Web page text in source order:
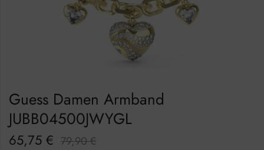
Guess Damen Armband
JUBB04500JWYGL
65,75 € 79,90€